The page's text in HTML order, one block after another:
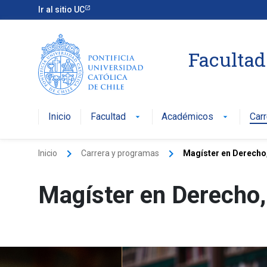
Ir al sitio UC
Inicio Facultad arrow_drop_down Académicos arrow_drop_down
Inicio keyboard_arrow_right Carrera y programas keyboard_arrow_right Magíster en
Magíster en